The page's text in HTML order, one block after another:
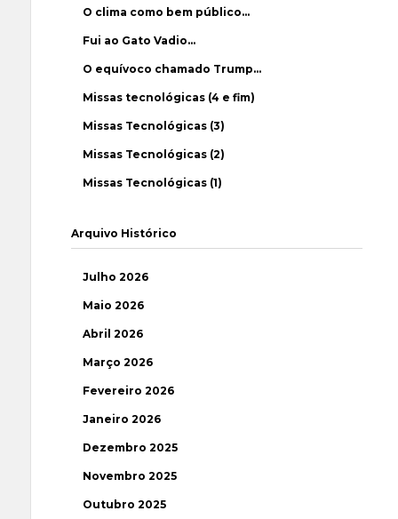
O clima como bem público…
Fui ao Gato Vadio…
O equívoco chamado Trump…
Missas tecnológicas (4 e fim)
Missas Tecnológicas (3)
Missas Tecnológicas (2)
Missas Tecnológicas (1)
Arquivo Histórico
Julho 2026
Maio 2026
Abril 2026
Março 2026
Fevereiro 2026
Janeiro 2026
Dezembro 2025
Novembro 2025
Outubro 2025